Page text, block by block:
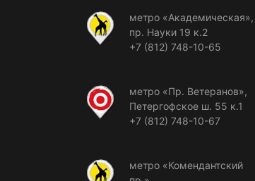
метро «Академическая»,
пр. Науки 19 к.2
+7 (812) 748-10-65
метро «Пр. Ветеранов»,
Петергофское ш. 55 к.1
+7 (812) 748-10-67
метро «Комендантский